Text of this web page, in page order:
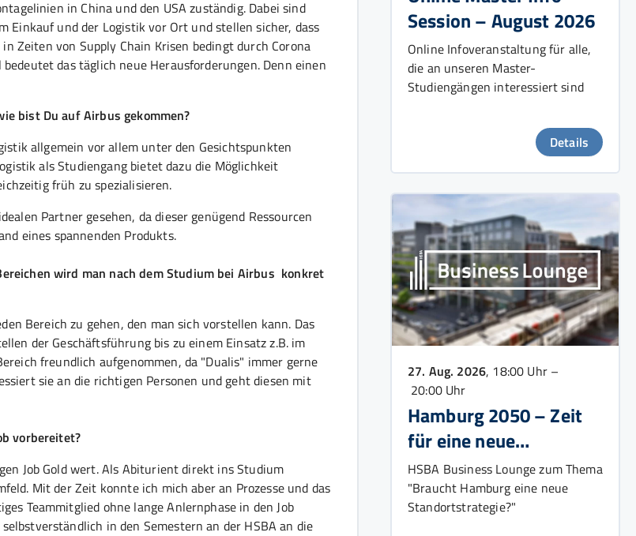
in China und den USA zuständig. Dabei sind
Einkauf und der Logistik vor Ort und stellen sicher, dass
Zeiten von Supply Chain Krisen bedingt durch Corona
das täglich neue Herausforderungen. Denn einen
bist Du auf Airbus gekommen?
allgemein vor allem unter den Gesichtspunkten
als Studiengang bietet dazu die Möglichkeit
früh zu spezialisieren.
Partner gesehen, da dieser genügend Ressourcen
eines spannenden Produkts.
wird man nach dem Studium bei Airbus konkret
Bereich zu gehen, den man sich vorstellen kann. Das
der Geschäftsführung bis zu einem Einsatz z.B. im
freundlich aufgenommen, da "Dualis" immer gerne
sie an die richtigen Personen und geht diesen mit
vorbereitet?
Job Gold wert. Als Abiturient direkt ins Studium
Mit der Zeit konnte ich mich aber an Prozesse und das
Teammitglied ohne lange Anlernphase in den Job
in den Semestern an der HSBA an die
Session – August 2026
Online Infoveranstaltung für alle,
die an unseren Master-
Studiengängen interessiert sind
Details
27. Aug. 2026, 18:00 Uhr –
20:00 Uhr
Hamburg 2050 – Zeit
für eine neue
Wachstumsstrategie?
HSBA Business Lounge zum Thema
"Braucht Hamburg eine neue
Standortstrategie?"